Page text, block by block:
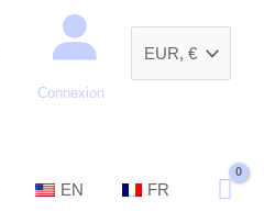
Connexion
EN FR
Recherche